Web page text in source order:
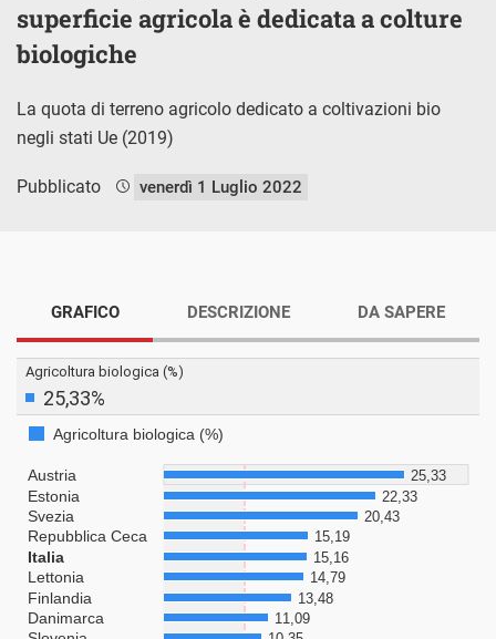
superficie agricola è dedicata a colture
biologiche
La quota di terreno agricolo dedicato a coltivazioni bio
negli stati Ue (2019)
Pubblicato venerdì 1 Luglio 2022
GRAFICO DESCRIZIONE DA SAPERE